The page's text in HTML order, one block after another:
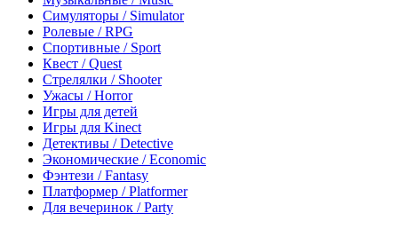
Симуляторы / Simulator
Ролевые / RPG
Спортивные / Sport
Квест / Quest
Стрелялки / Shooter
Ужасы / Horror
Игры для детей
Игры для Kinect
Детективы / Detective
Экономические / Economic
Фэнтези / Fantasy
Платформер / Platformer
Для вечеринок / Party